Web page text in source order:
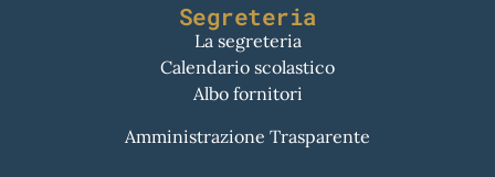
Segreteria
La segreteria
Calendario scolastico
Albo fornitori
Amministrazione Trasparente